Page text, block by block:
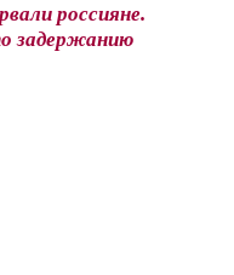
россияне.
задержанию